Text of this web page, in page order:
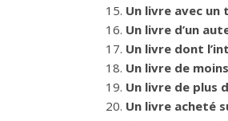
Un livre avec
Un livre d’un
Un livre dont
Un livre de
Un livre de plus
Un livre acheté